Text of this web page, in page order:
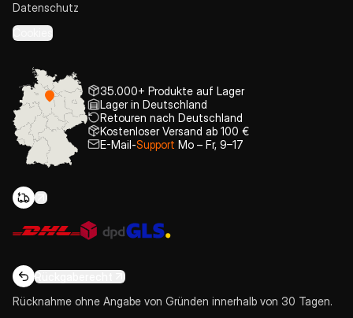
Datenschutz
Cookies
35.000+ Produkte auf Lager
Lager in Deutschland
Retouren nach Deutschland
Kostenloser Versand ab 100 €
E-Mail-Support Mo – Fr, 9–17
Rückgaberecht
Rücknahme ohne Angabe von Gründen innerhalb von 30 Tagen.